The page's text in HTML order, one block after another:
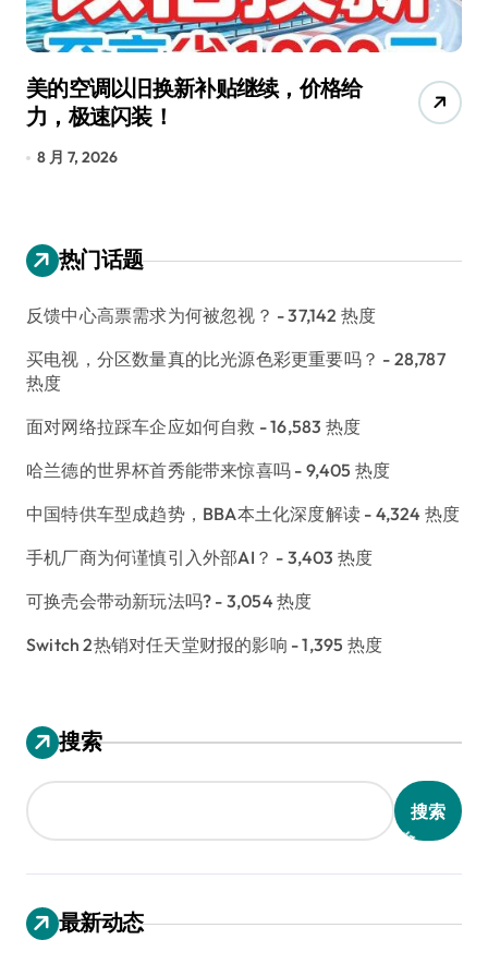
美的空调以旧换新补贴继续，价格给
力，极速闪装！
8 月 7, 2026
热门话题
反馈中心高票需求为何被忽视？ - 37,142 热度
买电视，分区数量真的比光源色彩更重要吗？ - 28,787
热度
面对网络拉踩车企应如何自救 - 16,583 热度
哈兰德的世界杯首秀能带来惊喜吗 - 9,405 热度
中国特供车型成趋势，BBA本土化深度解读 - 4,324 热度
手机厂商为何谨慎引入外部AI？ - 3,403 热度
可换壳会带动新玩法吗? - 3,054 热度
Switch 2热销对任天堂财报的影响 - 1,395 热度
搜索
搜索
最新动态